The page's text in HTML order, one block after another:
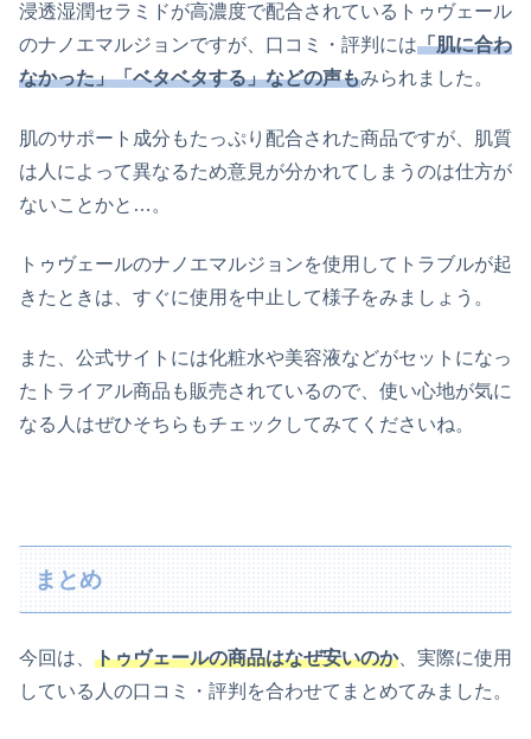
浸透湿潤セラミドが高濃度で配合されているトゥヴェール
のナノエマルジョンですが、口コミ・評判には「肌に合わ
なかった」「ベタベタする」などの声もみられました。
肌のサポート成分もたっぷり配合された商品ですが、肌質
は人によって異なるため意見が分かれてしまうのは仕方が
ないことかと…。
トゥヴェールのナノエマルジョンを使用してトラブルが起
きたときは、すぐに使用を中止して様子をみましょう。
また、公式サイトには化粧水や美容液などがセットになっ
たトライアル商品も販売されているので、使い心地が気に
なる人はぜひそちらもチェックしてみてくださいね。
まとめ
今回は、 トゥヴェールの商品はなぜ安いのか、実際に使用
している人の口コミ・評判を合わせてまとめてみました。